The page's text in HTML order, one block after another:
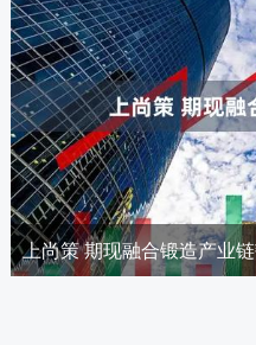
上尚策 期现融合锻造产业